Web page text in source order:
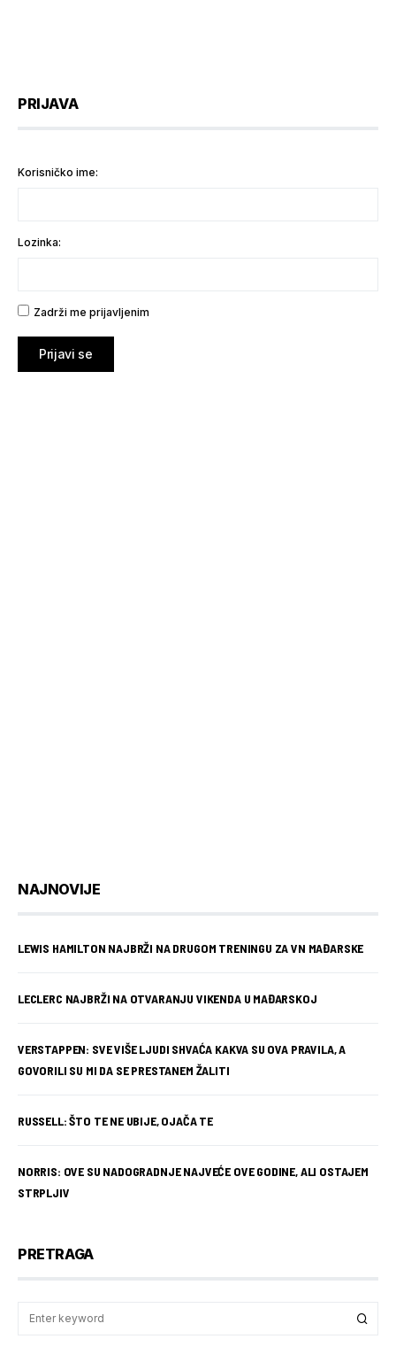
PRIJAVA
Korisničko ime:
Lozinka:
Zadrži me prijavljenim
Prijavi se
NAJNOVIJE
LEWIS HAMILTON NAJBRŽI NA DRUGOM TRENINGU ZA VN MAĐARSKE
LECLERC NAJBRŽI NA OTVARANJU VIKENDA U MAĐARSKOJ
VERSTAPPEN: SVE VIŠE LJUDI SHVAĆA KAKVA SU OVA PRAVILA, A
GOVORILI SU MI DA SE PRESTANEM ŽALITI
RUSSELL: ŠTO TE NE UBIJE, OJAČA TE
NORRIS: OVE SU NADOGRADNJE NAJVEĆE OVE GODINE, ALI OSTAJEM
STRPLJIV
PRETRAGA